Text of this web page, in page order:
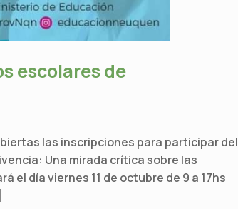
escolares de
las inscripciones para participar del
Una mirada crítica sobre las
el día viernes 11 de octubre de 9 a 17hs